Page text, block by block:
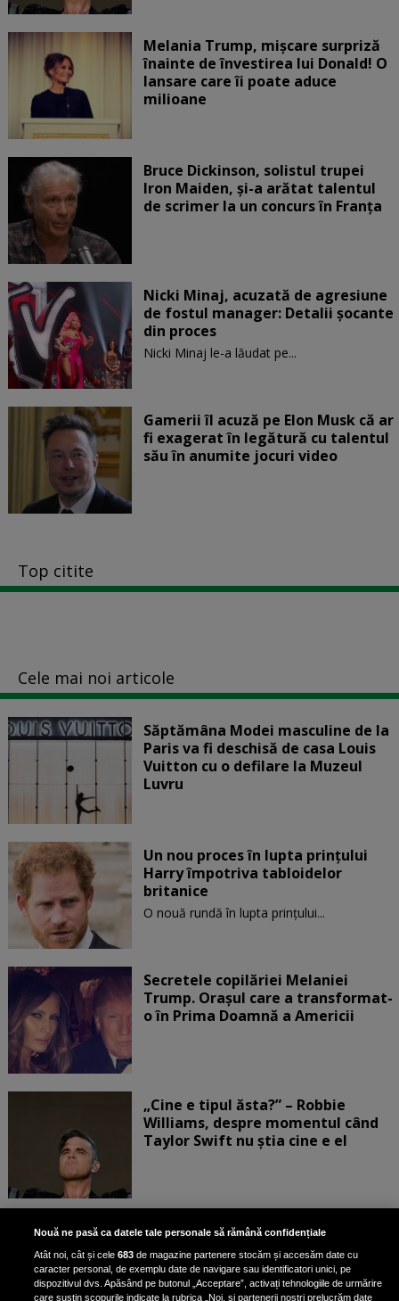
Melania Trump, mișcare surpriză
înainte de învestirea lui Donald! O
lansare care îi poate aduce
milioane
Bruce Dickinson, solistul trupei
Iron Maiden, şi-a arătat talentul
de scrimer la un concurs în Franţa
Nicki Minaj, acuzată de agresiune
de fostul manager: Detalii șocante
din proces
Nicki Minaj le-a lăudat pe...
Gamerii îl acuză pe Elon Musk că ar
fi exagerat în legătură cu talentul
său în anumite jocuri video
Top citite
Cele mai noi articole
Săptămâna Modei masculine de la
Paris va fi deschisă de casa Louis
Vuitton cu o defilare la Muzeul
Luvru
Un nou proces în lupta prinţului
Harry împotriva tabloidelor
britanice
O nouă rundă în lupta prinţului...
Secretele copilăriei Melaniei
Trump. Orașul care a transformat-
o în Prima Doamnă a Americii
„Cine e tipul ăsta?” – Robbie
Williams, despre momentul când
Taylor Swift nu știa cine e el
Bruce Dickinson, solistul trupei
Iron Maiden, şi-a arătat talentul
de scrimer la un concurs în Franţa
Nouă ne pasă ca datele tale personale să rămână confidențiale
Atât noi, cât și cele683 de magazine partenere stocăm și accesăm date cu
caracter personal, de exemplu date de navigare sau identificatori unici, pe
dispozitivul dvs. Apăsând pe butonul „Acceptare”, activați tehnologiile de urmărire
care susțin scopurile indicate la rubrica „Noi, și partenerii noștri prelucrăm date